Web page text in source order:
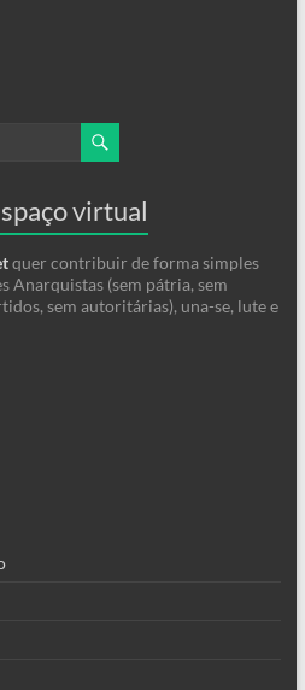
virtual
quer contribuir de forma simples
Anarquistas (sem pátria, sem
sem autoritárias), una-se, lute e